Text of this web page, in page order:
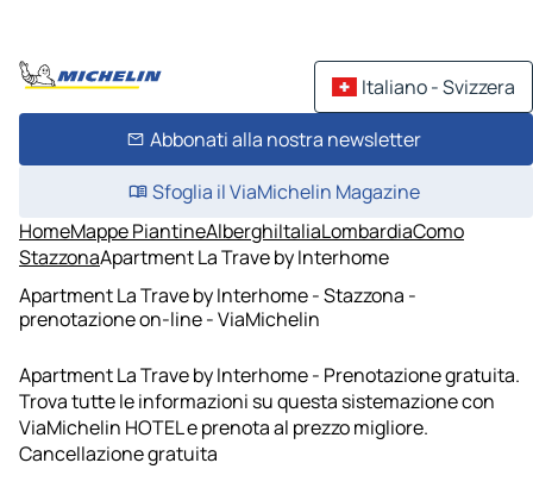
Italiano - Svizzera
Abbonati alla nostra newsletter
Sfoglia il ViaMichelin Magazine
HomeMappe PiantineAlberghiItaliaLombardiaComo
StazzonaApartment La Trave by Interhome
Apartment La Trave by Interhome - Stazzona -
prenotazione on-line - ViaMichelin
Apartment La Trave by Interhome - Prenotazione gratuita.
Trova tutte le informazioni su questa sistemazione con
ViaMichelin HOTEL e prenota al prezzo migliore.
Cancellazione gratuita